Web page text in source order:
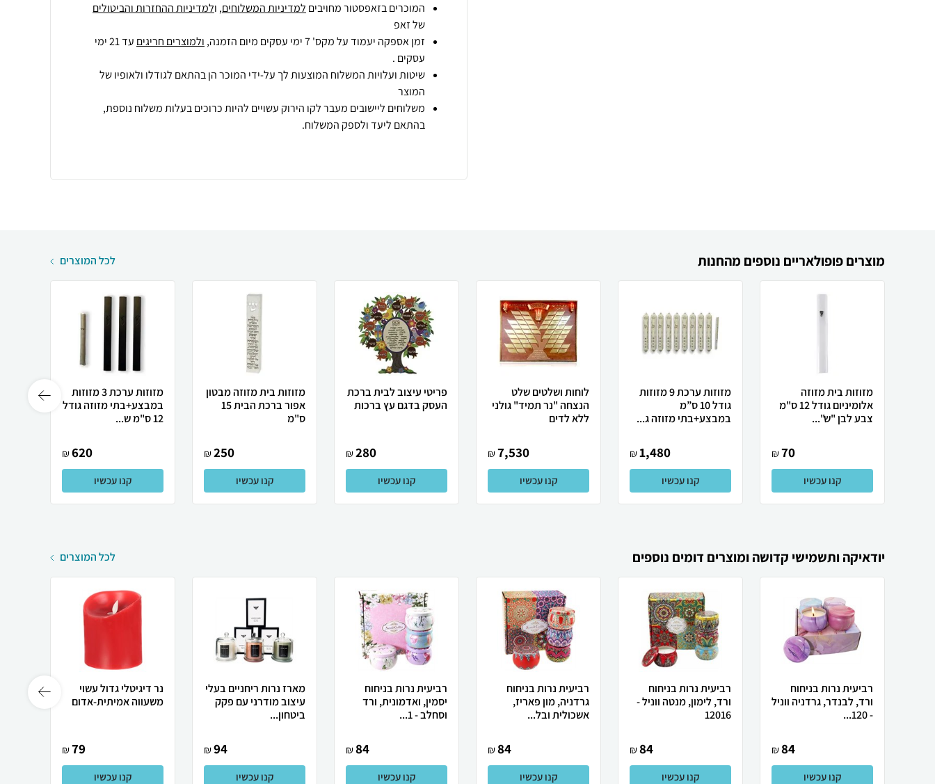
המוכרים בזאפסטור מחויבים למדיניות המשלוחים, ולמדיניות ההחזרות והביטולים
של זאפ
זמן אספקה יעמוד על מקס' 7 ימי עסקים מיום הזמנה,
ולמוצרים חריגים
עד 21 ימי
עסקים .
שיטות ועלויות המשלוח המוצעות לך על-ידי המוכר הן בהתאם לגודלו ולאופיו של
המוצר
משלוחים ליישובים מעבר לקו הירוק עשויים להיות כרוכים בעלות משלוח נוספת,
בהתאם ליעד ולספק המשלוח.
מוצרים פופולאריים נוספים מהחנות לכל המוצרים
מזוזות בית מזוזה
אלומיניום גודל 12 ס"מ
צבע לבן "ש"...
70
₪
קנו עכשיו
מזוזות ערכת 9 מזוזות
גודל 10 ס”מ
במבצע+בתי מזוזה ג...
1,480
₪
קנו עכשיו
לוחות ושלטים שלט
הנצחה "נר תמיד" גולני
ללא לדים
7,530
₪
קנו עכשיו
פריטי עיצוב לבית ברכת
העסק בדגם עץ ברכות
280
₪
קנו עכשיו
מזוזות בית מזוזה מבטון
אפור ברכת הבית 15
ס"מ
250
₪
קנו עכשיו
מזוזות ערכת 3 מזוזות
במבצע+בתי מזוזה גודל
12 ס"מ ש...
620
₪
קנו עכשיו
יודאיקה ותשמישי קדושה ומוצרים דומים נוספים לכל המוצרים
רביעית נרות בניחוח
ורד, לבנדר, גרדניה ווניל
- 120...
84
₪
קנו עכשיו
רביעית נרות בניחוח
ורד, לימון, מנטה ווניל -
12016
84
₪
קנו עכשיו
רביעית נרות בניחוח
גרדניה, מון פאריז,
אשכולית ובל...
84
₪
קנו עכשיו
רביעית נרות בניחוח
יסמין, ואדמונית, ורד
וסחלב - 1...
84
₪
קנו עכשיו
מארז נרות ריחניים בעלי
עיצוב מודרני עם פקק
ביטחון...
94
₪
קנו עכשיו
נר דיגיטלי גדול עשוי
משעווה אמיתית-אדום
79
₪
קנו עכשיו